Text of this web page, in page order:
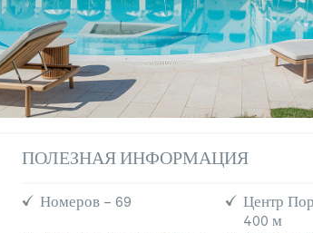
ПОЛЕЗНАЯ ИНФОРМАЦИЯ
Номеров – 69
Центр
400 м